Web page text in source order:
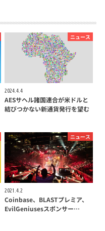
ニュース
2024.4.4
AESサヘル諸国連合が米ドルと
結びつかない新通貨発行を望む
ニュース
2021.4.2
Coinbase、BLASTプレミア、
EvilGeniusesスポンサー…